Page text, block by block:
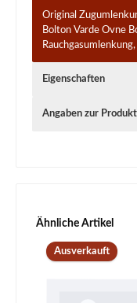
Original
Bolton Varde Ovne
Eigenschaften
Angaben zur
Produktgalerie
Ähnliche Artikel
Ausverkauft